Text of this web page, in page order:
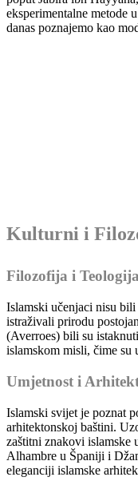
eksperimentalne metode
danas poznajemo kao
Kulturni i
Filozofija i Teologija
Islamski učenjaci nisu
istraživali prirodu
(Averroes) bili su
islamskom misli, čime su
Umjetnost i
Islamski svijet je poznat
arhitektonskoj baštini.
zaštitni znakovi islamske
Alhambre u Španiji i
eleganciji islamske